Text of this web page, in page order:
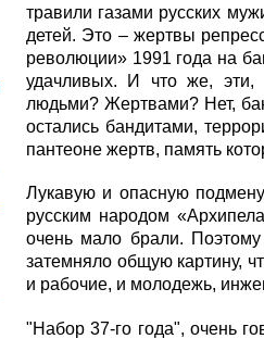
травили газами русских
детей. Это – жертвы
революции» 1991 года на
удачливых. И что же, эти,
людьми? Жертвами? Нет,
остались бандитами,
пантеоне жертв, память
Лукавую и опасную
русским народом
очень мало брали.
затемняло общую картину,
и рабочие, и молодежь,
"Набор 37-го года", очень